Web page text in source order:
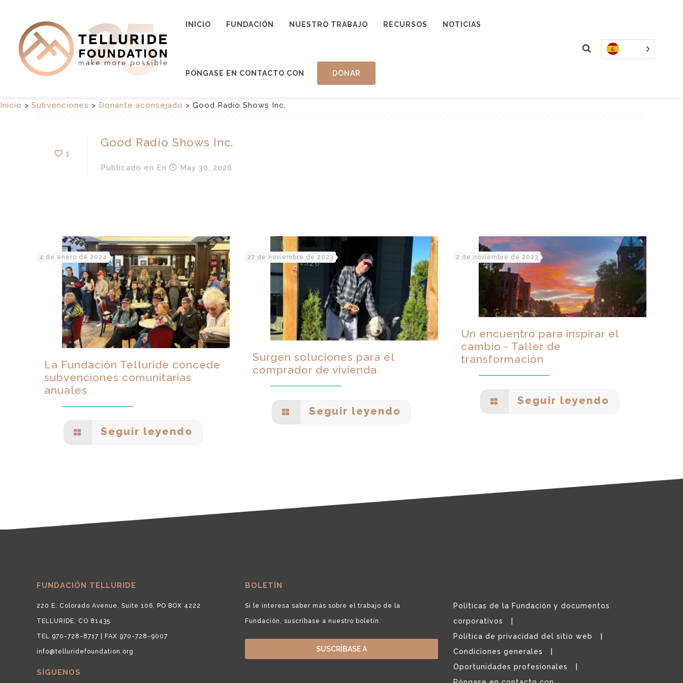
INICIO FUNDACIÓN NUESTRO TRABAJO RECURSOS NOTICIAS
PÓNGASE EN CONTACTO CON DONAR
Inicio > Subvenciones > Donante aconsejado > Good Radio Shows Inc.
1
Good Radio Shows Inc.
Publicado en En May 30, 2026
4 de enero de 2024
La Fundación Telluride concede
subvenciones comunitarias
anuales
Seguir leyendo
27 de noviembre de 2023
Surgen soluciones para el
comprador de vivienda
Seguir leyendo
2 de noviembre de 2023
Un encuentro para inspirar el
cambio - Taller de
transformación
Seguir leyendo
FUNDACIÓN TELLURIDE
220 E. Colorado Avenue, Suite 106, PO BOX 4222
TELLURIDE, CO 81435
TEL 970-728-8717 | FAX 970-728-9007
info@telluridefoundation.org
SÍGUENOS
BOLETÍN
Si le interesa saber más sobre el trabajo de la
Fundación, suscríbase a nuestro boletín.
SUSCRÍBASE A
Políticas de la Fundación y documentos
corporativos
Política de privacidad del sitio web
Condiciones generales
Oportunidades profesionales